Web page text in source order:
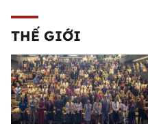
THẾ GIỚI